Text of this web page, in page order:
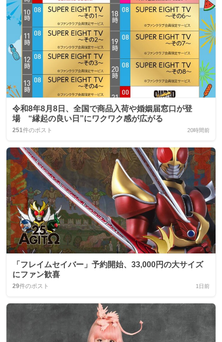
令和8年8月8日、全国で商品入荷や婚姻届窓口が登
場 “縁起の良い日”にワクワク感が広がる
251件のポスト 20時間前
「フレイムセイバー」予約開始、33,000円の大サイズ
にファン歓喜
29件のポスト 1日前